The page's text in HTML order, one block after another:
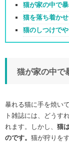
猫が家の中で
猫を落ち着か
猫のしつけで
猫が家の中で
暴れる猫に手を焼い
ト雑誌には、どうす
れます。しかし、 猫
のです。 猫が狩りを